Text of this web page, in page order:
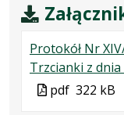
Protokół Nr
Trzcianki z dnia
Plik
pdf 322 kB